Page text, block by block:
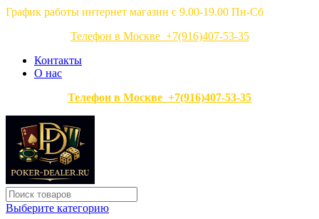
График работы интернет магазин с 9.00-19.00 Пн-Сб
Телефон в Москве +7(916)407-53-35
Контакты
О нас
Телефон в Москве +7(916)407-53-35
Выберите категорию